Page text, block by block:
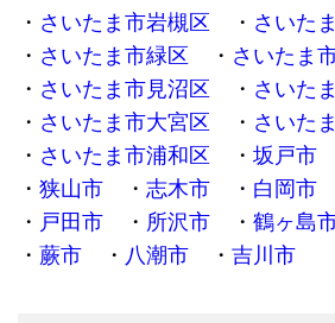
さいたま市岩槻区
さいた
さいたま市緑区
さいたま
さいたま市見沼区
さいた
さいたま市大宮区
さいた
さいたま市浦和区
坂戸市
狭山市
志木市 白岡市
戸田市
所沢市 鶴ヶ島
蕨市
八潮市 吉川市